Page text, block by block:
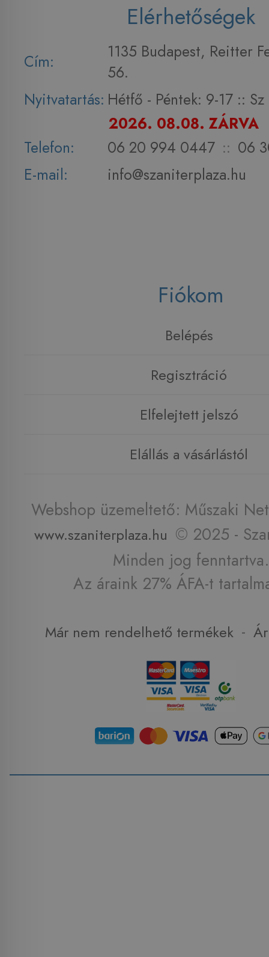
Elérhetőségek
Cím:
1135 Budapest, Reitter
56.
Nyitvatartás: Hétfő - Péntek: 9-17 :: Sz
2026. 08.08. ZÁRVA
Telefon:
06 20 994 0447 :: 06
E-mail:
info@szaniterplaza.hu
Fiókom
Belépés
Regisztráció
Elfelejtett jelszó
Elállás a vásárlástól
Webshop üzemeltető: Műszaki
www.szaniterplaza.hu © 2025 -
Minden jog fenntartva.
Az áraink 27% ÁFA-t
Már nem rendelhető termékek -